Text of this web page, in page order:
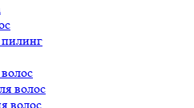
волос
волос